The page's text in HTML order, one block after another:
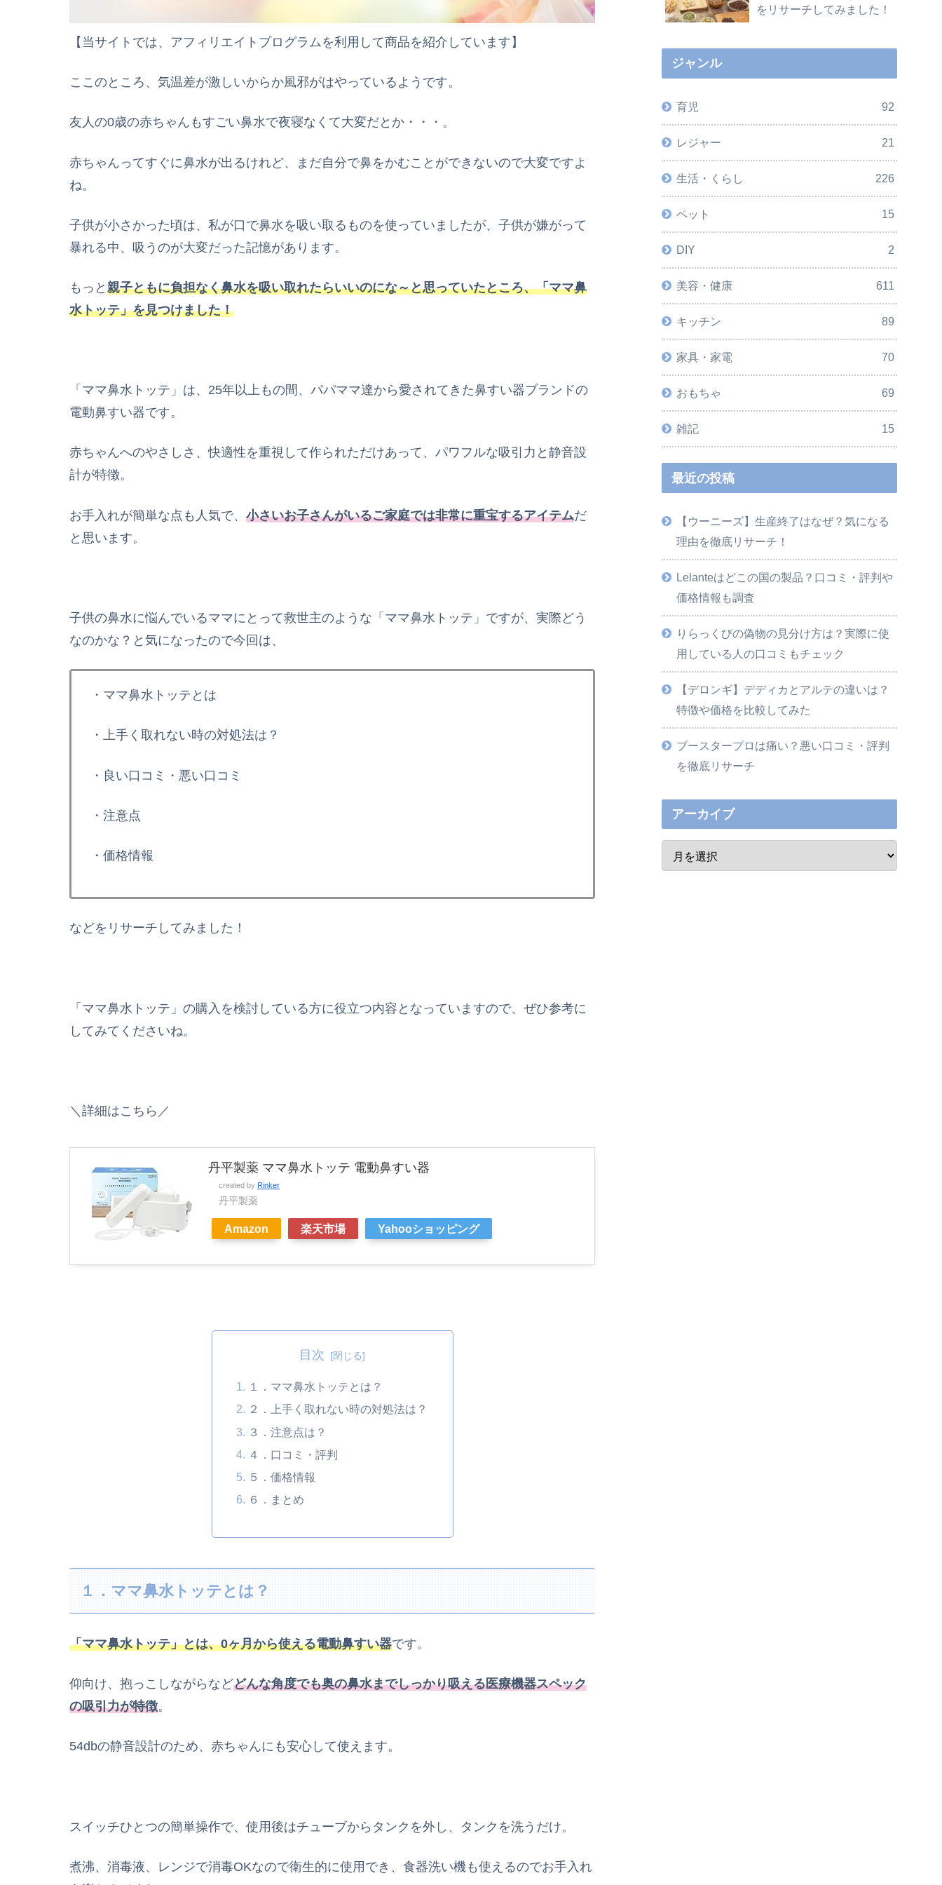
【当サイトでは、アフィリエイトプログラムを利用して商品を紹介しています】
ここのところ、気温差が激しいからか風邪がはやっているようです。
友人の0歳の赤ちゃんもすごい鼻水で夜寝なくて大変だとか・・・。
赤ちゃんってすぐに鼻水が出るけれど、まだ自分で鼻をかむことができないので大変ですよ
ね。
子供が小さかった頃は、私が口で鼻水を吸い取るものを使っていましたが、子供が嫌がって
暴れる中、吸うのが大変だった記憶があります。
もっと 親子ともに負担なく鼻水を吸い取れたらいいのにな～と思っていたところ、「ママ鼻
水トッテ」を見つけました！
「ママ鼻水トッテ」は、25年以上もの間、パパママ達から愛されてきた鼻すい器ブランドの
電動鼻すい器です。
赤ちゃんへのやさしさ、快適性を重視して作られただけあって、パワフルな吸引力と静音設
計が特徴。
お手入れが簡単な点も人気で、 小さいお子さんがいるご家庭では非常に重宝するアイテムだ
と思います。
子供の鼻水に悩んでいるママにとって救世主のような「ママ鼻水トッテ」ですが、実際どう
なのかな？と気になったので今回は、
・ママ鼻水トッテとは
・上手く取れない時の対処法は？
・良い口コミ・悪い口コミ
・注意点
・価格情報
などをリサーチしてみました！
「ママ鼻水トッテ」の購入を検討している方に役立つ内容となっていますので、ぜひ参考に
してみてくださいね。
＼詳細はこちら／
丹平製薬 ママ鼻水トッテ 電動鼻すい器
created by Rinker
丹平製薬
Amazon 楽天市場 Yahooショッピング
目次
１．ママ鼻水トッテとは？
２．上手く取れない時の対処法は？
３．注意点は？
４．口コミ・評判
５．価格情報
６．まとめ
１．ママ鼻水トッテとは？
「ママ鼻水トッテ」とは、0ヶ月から使える電動鼻すい器です。
仰向け、抱っこしながらなどどんな角度でも奥の鼻水までしっかり吸える医療機器スペック
の吸引力が特徴。
54dbの静音設計のため、赤ちゃんにも安心して使えます。
スイッチひとつの簡単操作で、使用後はチューブからタンクを外し、タンクを洗うだけ。
煮沸、消毒液、レンジで消毒OKなので衛生的に使用でき、食器洗い機も使えるのでお手入れ
をリサーチしてみました！
ジャンル
育児 92
レジャー 21
生活・くらし 226
ペット 15
DIY 2
美容・健康 611
キッチン 89
家具・家電 70
おもちゃ 69
雑記 15
最近の投稿
【ウーニーズ】生産終了はなぜ？気になる
理由を徹底リサーチ！
Lelanteはどこの国の製品？口コミ・評判や
価格情報も調査
りらっくびの偽物の見分け方は？実際に使
用している人の口コミもチェック
【デロンギ】デディカとアルテの違いは？
特徴や価格を比較してみた
ブースタープロは痛い？悪い口コミ・評判
を徹底リサーチ
アーカイブ